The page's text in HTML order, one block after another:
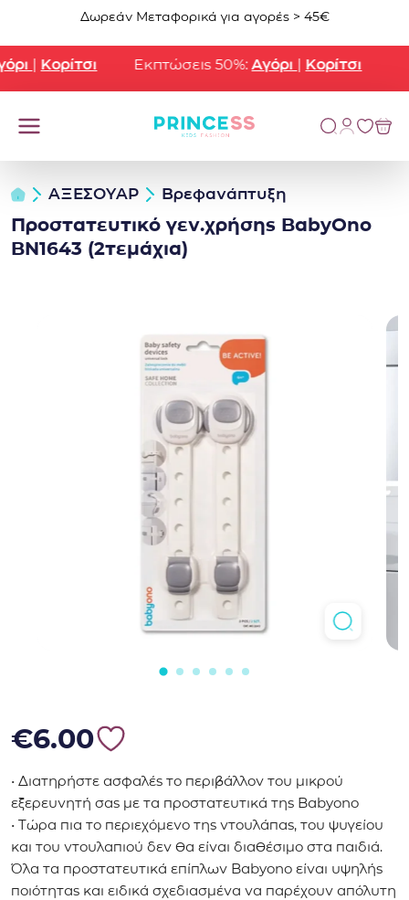
Μετάβαση στο περιεχόμενο
Δωρεάν Μεταφορικά για αγορές > 45€
|Κορίτσι Εκπτώσεις 50%:Αγόρι|Κορίτσι
ΑΞΕΣΟΥΑΡ Βρεφανάπτυξη
Προστατευτικό γεν.χρήσης BabyOno
BN1643 (2τεμάχια)
€6.00
• Διατηρήστε ασφαλές το περιβάλλον του μικρού
εξερευνητή σας με τα προστατευτικά της Babyono
• Τώρα πια το περιεχόμενο της ντουλάπας, του ψυγείου
και του ντουλαπιού δεν θα είναι διαθέσιμο στα παιδιά.
Όλα τα προστατευτικά επίπλων Babyono είναι υψηλής
ποιότητας και ειδικά σχεδιασμένα να παρέχουν απόλυτη